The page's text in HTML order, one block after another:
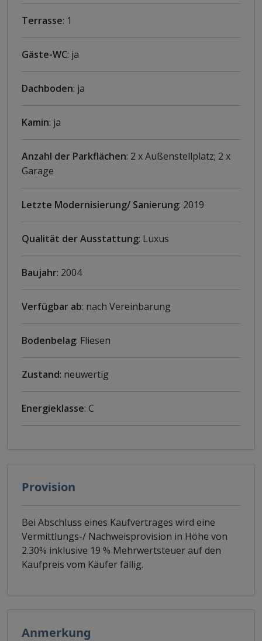
Terrasse: 1
Gäste-WC: ja
Dachboden: ja
Kamin: ja
Anzahl der Parkflächen: 2 x Außenstellplatz; 2 x
Garage
Letzte Modernisierung/ Sanierung: 2019
Qualität der Ausstattung: Luxus
Baujahr: 2004
Verfügbar ab: nach Vereinbarung
Bodenbelag: Fliesen
Zustand: neuwertig
Energieklasse: C
Provision
Bei Abschluss eines Kaufvertrages wird eine
Vermittlungs-/ Nachweisprovision in Höhe von
2.30% inklusive 19 % Mehrwertsteuer auf den
Kaufpreis vom Käufer fällig.
Anmerkung